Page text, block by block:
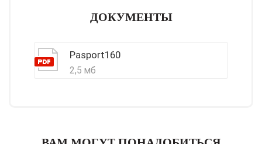
ДОКУМЕНТЫ
Pasport160
2,5 мб